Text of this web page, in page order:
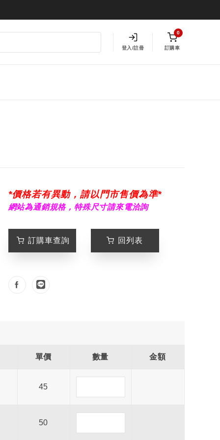
登入/註冊
0
訂購車
*價格若有異動，請以門市售價為準*
網站為通銷規格，特殊尺寸請來電洽詢
訂購車查詢 回列表
單價 數量 金額
45
50